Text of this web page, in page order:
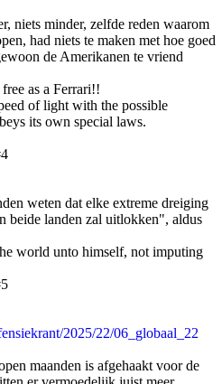
niets minder, zelfde reden waarom
had niets te maken met hoe goed
de Amerikanen te vriend
as a Ferrari!!
of light with the possible
its own special laws.
weten dat elke extreme dreiging
beide landen zal uitlokken", aldus
world unto himself, not imputing
2025/22/06_globaal_22
maanden is afgehaakt voor de